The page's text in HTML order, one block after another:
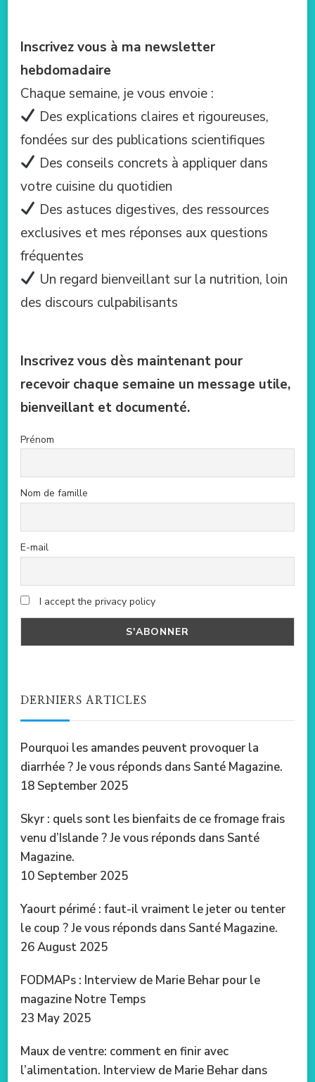
Inscrivez vous à ma newsletter
hebdomadaire
Chaque semaine, je vous envoie :
Des explications claires et rigoureuses,
fondées sur des publications scientifiques
Des conseils concrets à appliquer dans
votre cuisine du quotidien
Des astuces digestives, des ressources
exclusives et mes réponses aux questions
fréquentes
Un regard bienveillant sur la nutrition, loin
des discours culpabilisants
Inscrivez vous dès maintenant pour
recevoir chaque semaine un message utile,
bienveillant et documenté.
Prénom
Nom de famille
E-mail
I accept the privacy policy
DERNIERS ARTICLES
Pourquoi les amandes peuvent provoquer la
diarrhée ? Je vous réponds dans Santé Magazine.
18 September 2025
Skyr : quels sont les bienfaits de ce fromage frais
venu d’Islande ? Je vous réponds dans Santé
Magazine.
10 September 2025
Yaourt périmé : faut-il vraiment le jeter ou tenter
le coup ? Je vous réponds dans Santé Magazine.
26 August 2025
FODMAPs : Interview de Marie Behar pour le
magazine Notre Temps
23 May 2025
Maux de ventre: comment en finir avec
l’alimentation. Interview de Marie Behar dans